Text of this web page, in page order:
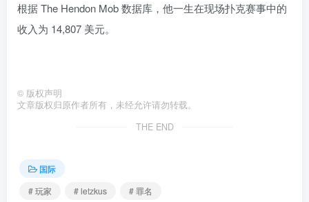
根据 The Hendon Mob 数据库，他一生在现场扑克赛事中的
收入为 14,807 美元。
© 版权声明
文章版权归原作者所有，未经允许请勿转载。
THE END
国际
# 玩家
# letzkus # 罪名